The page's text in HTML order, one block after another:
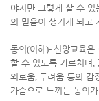
야지만 그렇게 살 수 있
의 믿음이 생기게 되고
동의 (이해)- 신앙교육은
할 수 있도록 가르치며 ,
외로움, 두려움 등의 감
가슴으로 느끼는 동의